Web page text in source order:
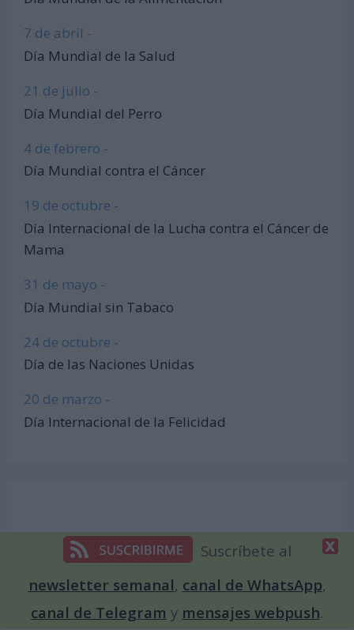
7 de abril -
Día Mundial de la Salud
21 de julio -
Día Mundial del Perro
4 de febrero -
Día Mundial contra el Cáncer
19 de octubre -
Día Internacional de la Lucha contra el Cáncer de
Mama
31 de mayo -
Día Mundial sin Tabaco
24 de octubre -
Día de las Naciones Unidas
20 de marzo -
Día Internacional de la Felicidad
Suscríbete al
newsletter semanal, canal de WhatsApp,
canal de Telegram y mensajes webpush.